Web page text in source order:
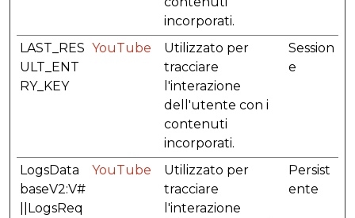
incorporati.
LAST_RES
ULT_ENT
RY_KEY
YouTube
Utilizzato per
tracciare
l'interazione
dell'utente con i
contenuti
incorporati.
Session
e
LogsData
baseV2:V#
||LogsReq
YouTube
Utilizzato per
tracciare
l'interazione
Persist
ente